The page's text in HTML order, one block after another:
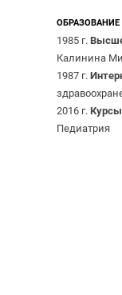
ОБРАЗОВАНИЕ
1985 г.
Калинина
1987 г.
2016 г.
Педиатрия